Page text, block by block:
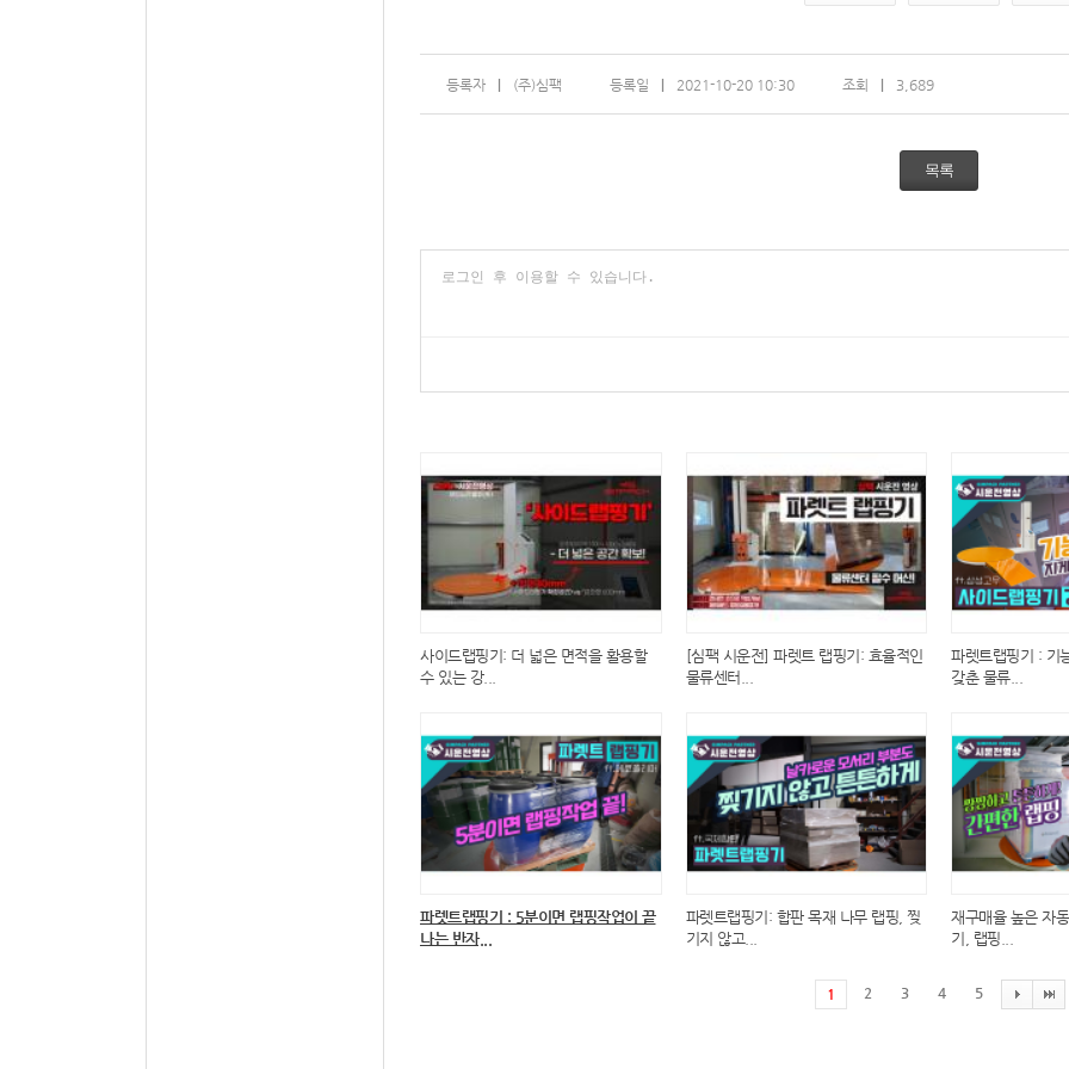
등록자 (주)심팩 등록일 2021-10-20 10:30 조회 3,689
목록
사이드랩핑기: 더 넓은 면적을 활용할
수 있는 강...
[심팩 시운전] 파렛트 랩핑기: 효율적인
물류센터...
파렛트랩핑기 : 기
갖춘 물류...
파렛트랩핑기 : 5분이면 랩핑작업이 끝
나는 반자...
파렛트랩핑기: 합판 목재 나무 랩핑, 찢
기지 않고...
재구매율 높은 자
기, 랩핑...
1 2 3 4 5